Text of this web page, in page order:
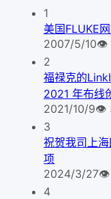
1
美国FLUKE
2007/5/10👁
2
福禄克的
2021 年布线
2021/10/9👁
3
祝贺我司上
项
2024/3/27👁
4